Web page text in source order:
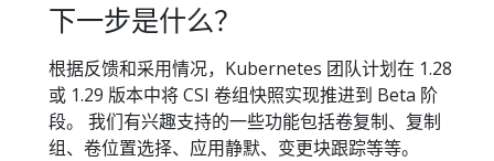
下一步是什么？
根据反馈和采用情况，Kubernetes 团队计划在 1.28
或 1.29 版本中将 CSI 卷组快照实现推进到 Beta 阶
段。 我们有兴趣支持的一些功能包括卷复制、复制
组、卷位置选择、应用静默、变更块跟踪等等。